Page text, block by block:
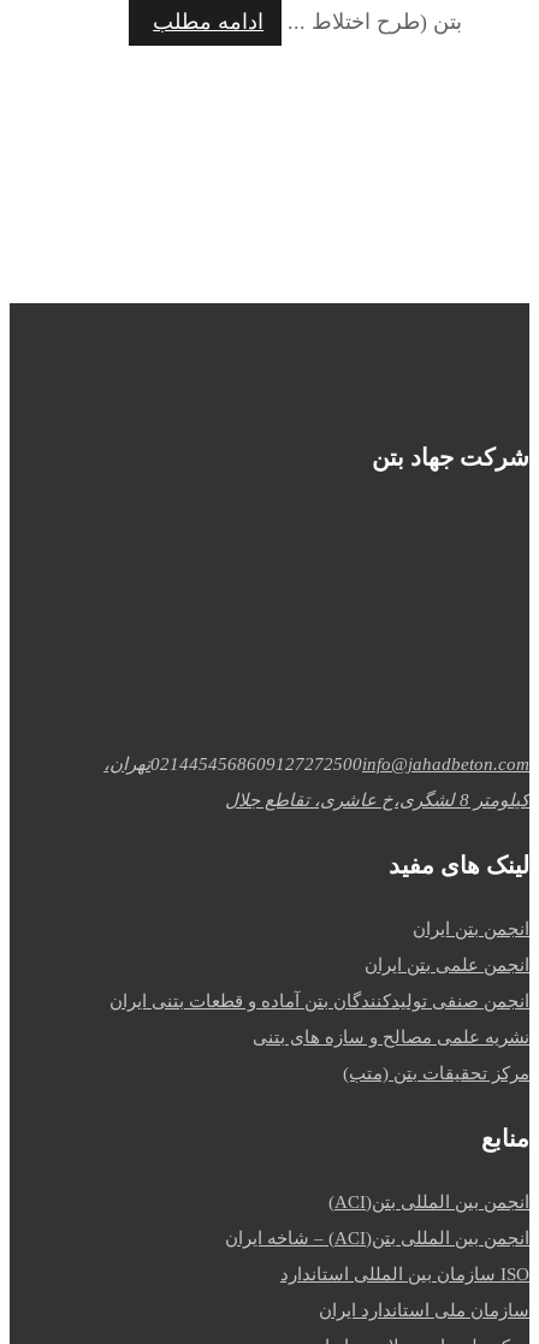
بتن (طرح اختلاط ...
ادامه مطلب
شرکت جهاد بتن
0214454568609127272500info@jahadbeton.com
تهران،
کیلومتر 8 لشگری،خ عاشری، تقاطع جلال
لینک های مفید
انجمن بتن ایران
انجمن علمی بتن ایران
انجمن صنفی تولیدکنندگان بتن آماده و قطعات بتنی ایران
نشریه علمی مصالح و سازه های بتنی
مرکز تحقیقات بتن (متب)
منابع
انجمن بین المللی بتن(ACI)
انجمن بین المللی بتن(ACI) – شاخه ایران
ISO سازمان بین المللی استاندارد
سازمان ملی استاندارد ایران